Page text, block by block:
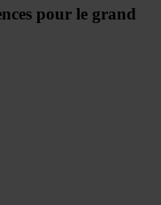
pour le grand